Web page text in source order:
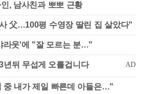
, 남사친과 뽀뽀 근황
父…100평 수영장 딸린 집 살았다"
라웃'에 "잘 모르는 분…"
중 내가 제일 빠른데 아들은…"